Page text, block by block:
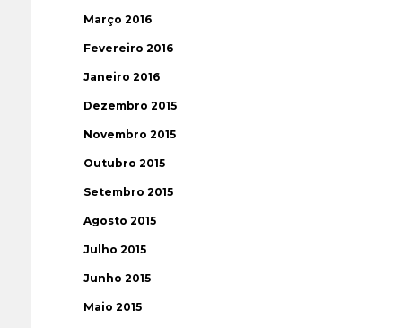
Março 2016
Fevereiro 2016
Janeiro 2016
Dezembro 2015
Novembro 2015
Outubro 2015
Setembro 2015
Agosto 2015
Julho 2015
Junho 2015
Maio 2015